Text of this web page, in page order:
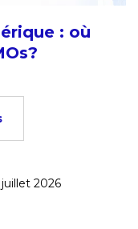
: où
juillet 2026